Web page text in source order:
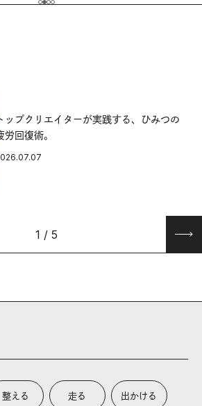
ップクリエイターが実践する、ひみつの
労回復術。
1 / 5
整える 走る 出かける